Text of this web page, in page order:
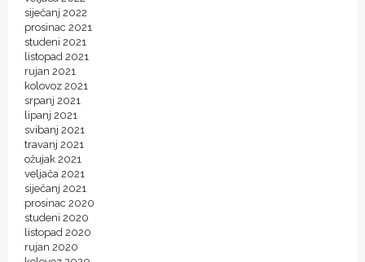
siječanj 2022
prosinac 2021
studeni 2021
listopad 2021
rujan 2021
kolovoz 2021
srpanj 2021
lipanj 2021
svibanj 2021
travanj 2021
ožujak 2021
veljača 2021
siječanj 2021
prosinac 2020
studeni 2020
listopad 2020
rujan 2020